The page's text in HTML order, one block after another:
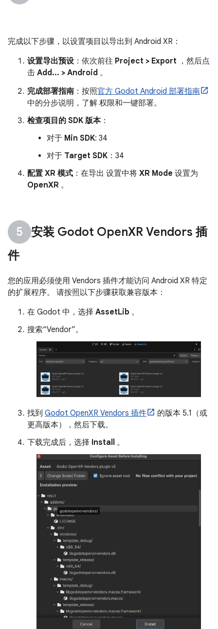
完成以下步骤，以设置项目以导出到 Android XR：
设置导出预设：依次前往 Project > Export ，然后点
击 Add... > Android 。
完成部署指南 ：按照官方 Godot Android 部署指南
中的分步说明，了解 权限和一键部署。
检查项目的 SDK 版本：
对于 Min SDK: 34
对于 Target SDK ：34
配置 XR 模式 ：在导出 设置中将 XR Mode 设置为
OpenXR 。
安装 Godot OpenXR Vendors 插
件
您的应用必须使用 Vendors 插件才能访问 Android XR 特定
的扩展程序。 请按照以下步骤获取兼容版本：
在 Godot 中，选择 AssetLib 。
搜索“Vendor”。
找到 Godot OpenXR Vendors 插件
的版本 5.1（或
更高版本），然后下载。
下载完成后，选择 Install 。